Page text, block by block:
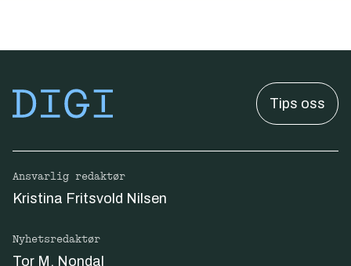
Tips oss
Ansvarlig redaktør
Kristina Fritsvold Nilsen
Nyhetsredaktør
Tor M. Nondal